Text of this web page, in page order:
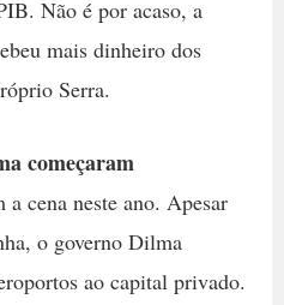
Não é por acaso, a
mais dinheiro dos
Serra.
começaram
cena neste ano. Apesar
o governo Dilma
ao capital privado.